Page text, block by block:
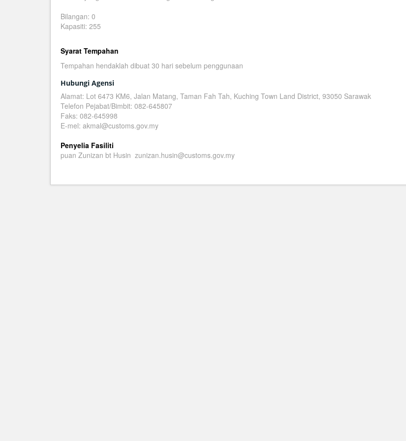
Bilangan: 0
Kapasiti: 255
Syarat Tempahan
Tempahan hendaklah dibuat 30 hari sebelum penggunaan
Hubungi Agensi
Alamat: Lot 6473 KM6, Jalan Matang, Taman Fah Tah, Kuching Town Land District, 93050 Sarawak
Telefon Pejabat/Bimbit: 082-645807
Faks: 082-645998
E-mel: akmal@customs.gov.my
Penyelia Fasiliti
puan Zunizan bt Husin zunizan.husin@customs.gov.my